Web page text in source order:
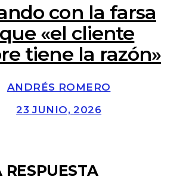
con la farsa
«el cliente
tiene la razón»
ANDRÉS ROMERO
23 JUNIO, 2026
RESPUESTA